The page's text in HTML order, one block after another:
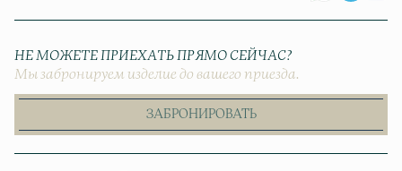
НЕ МОЖЕТЕ ПРИЕХАТЬ ПРЯМО СЕЙЧАС?
Мы забронируем изделие до вашего приезда.
ЗАБРОНИРОВАТЬ